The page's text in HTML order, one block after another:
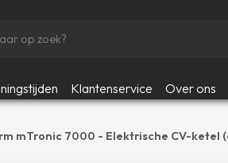
Klantenservice Over ons
mTronic 7000 - Elektrische CV-ketel